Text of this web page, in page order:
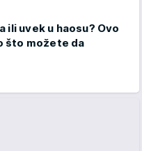
ili uvek u haosu? Ovo
što možete da